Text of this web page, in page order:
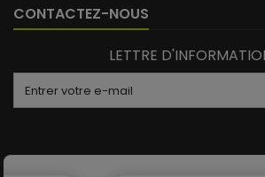
CONTACTEZ-NOUS
LETTRE